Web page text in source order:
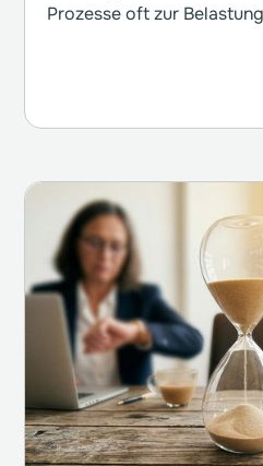
Prozesse oft zur